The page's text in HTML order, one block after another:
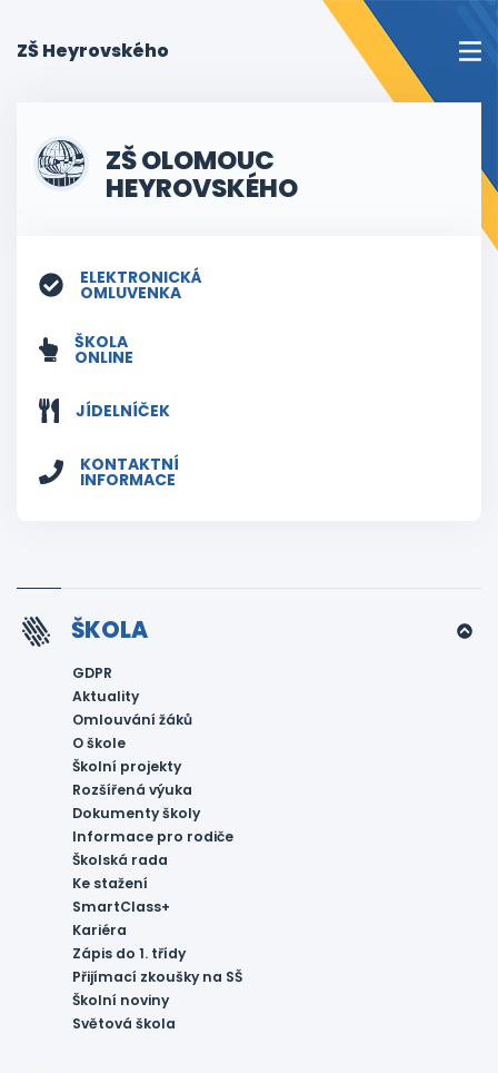
ZŠ Heyrovského
ZŠ OLOMOUC
HEYROVSKÉHO
ELEKTRONICKÁ
OMLUVENKA
ŠKOLA
ONLINE
JÍDELNÍČEK
KONTAKTNÍ
INFORMACE
ŠKOLA
GDPR
Aktuality
Omlouvání žáků
O škole
Školní projekty
Rozšířená výuka
Dokumenty školy
Informace pro rodiče
Školská rada
Ke stažení
SmartClass+
Kariéra
Zápis do 1. třídy
Přijímací zkoušky na SŠ
Školní noviny
Světová škola